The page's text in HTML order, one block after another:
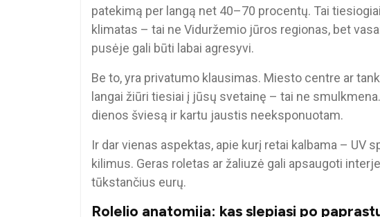
patekimą per langą net 40–70 procentų. Tai
klimatas – tai ne Viduržemio jūros regionas, bet
pusėje gali būti labai agresyvi.
Be to, yra privatumo klausimas. Miesto centre ar
langai žiūri tiesiai į jūsų svetainę – tai ne
dienos šviesą ir kartu jaustis neeksponuotam.
Ir dar vienas aspektas, apie kurį retai kalbama – UV
kilimus. Geras roletas ar žaliuzė gali apsaugoti
tūkstančius eurų.
Rolelio anatomija: kas slepiasi po